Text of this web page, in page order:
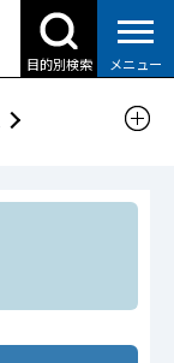
目的別検索 メニュー